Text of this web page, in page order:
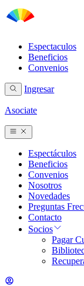
Espectaculos
Beneficios
Convenios
Ingresar
Asociate
Espectáculos
Beneficios
Convenios
Nosotros
Novedades
Preguntas
Contacto
Socios
Pagar